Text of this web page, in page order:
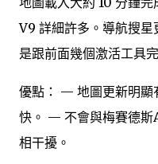
V9 詳細許多。導航搜
是跟前面幾個激活工具
優點： — 地圖更新明顯
快。 — 不會與梅賽德斯
相干擾。